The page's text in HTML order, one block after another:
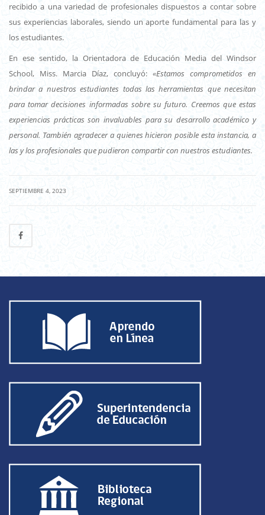
recibido a una variedad de profesionales dispuestos a contar sobre
sus experiencias laborales, siendo un aporte fundamental para las y
los estudiantes.
En ese sentido, la Orientadora de Educación Media del Windsor
School, Miss. Marcia Díaz, concluyó: «Estamos comprometidos en
brindar a nuestros estudiantes todas las herramientas que necesitan
para tomar decisiones informadas sobre su futuro. Creemos que estas
experiencias prácticas son invaluables para su desarrollo académico y
personal. También agradecer a quienes hicieron posible esta instancia, a
las y los profesionales que pudieron compartir con nuestros estudiantes.
SEPTIEMBRE 4, 2023